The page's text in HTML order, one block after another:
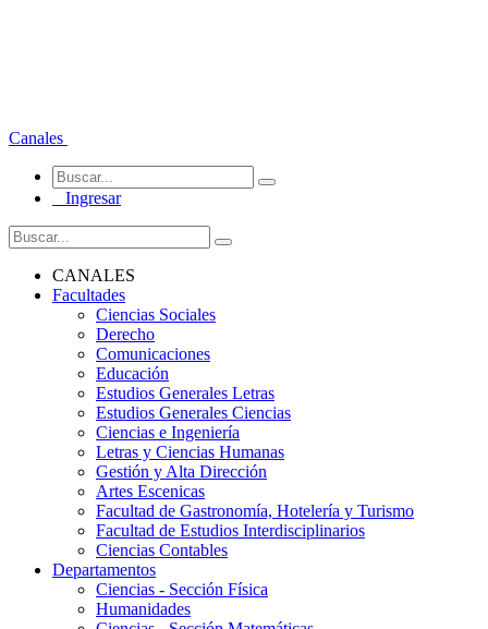
Canales
Ingresar
CANALES
Facultades
Ciencias Sociales
Derecho
Comunicaciones
Educación
Estudios Generales Letras
Estudios Generales Ciencias
Ciencias e Ingeniería
Letras y Ciencias Humanas
Gestión y Alta Dirección
Artes Escenicas
Facultad de Gastronomía, Hotelería y Turismo
Facultad de Estudios Interdisciplinarios
Ciencias Contables
Departamentos
Ciencias - Sección Física
Humanidades